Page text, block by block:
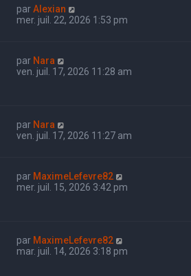
parAlexian
mer. juil. 22, 2026 1:53 pm
par Nara
ven. juil. 17, 2026 11:28 am
par Nara
ven. juil. 17, 2026 11:27 am
par MaximeLefevre82
mer. juil. 15, 2026 3:42 pm
par MaximeLefevre82
mar. juil. 14, 2026 3:18 pm